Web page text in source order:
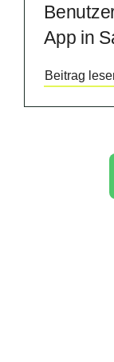
App in
Beitrag